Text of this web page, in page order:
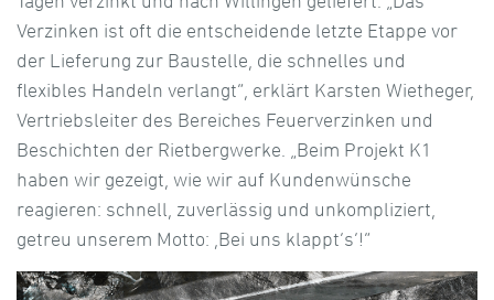
Verzinken ist oft die entscheidende letzte Etappe vor
der Lieferung zur Baustelle, die schnelles und
flexibles Handeln verlangt“, erklärt Karsten Wietheger,
Vertriebsleiter des Bereiches Feuerverzinken und
Beschichten der Rietbergwerke. „Beim Projekt K1
haben wir gezeigt, wie wir auf Kundenwünsche
reagieren: schnell, zuverlässig und unkompliziert,
getreu unserem Motto: ,Bei uns klappt’s‘!“